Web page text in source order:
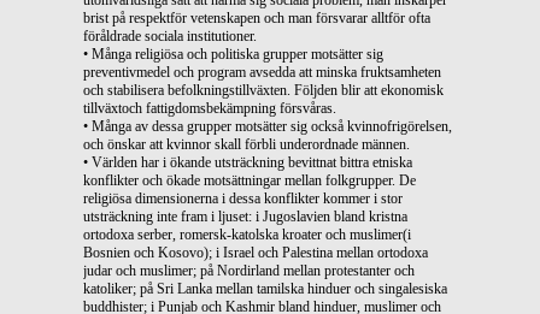
brist på respektför vetenskapen och man försvarar alltför ofta
föråldrade sociala institutioner.
• Många religiösa och politiska grupper motsätter sig
preventivmedel och program avsedda att minska fruktsamheten
och stabilisera befolkningstillväxten. Följden blir att ekonomisk
tillväxtoch fattigdomsbekämpning försvåras.
• Många av dessa grupper motsätter sig också kvinnofrigörelsen,
och önskar att kvinnor skall förbli underordnade männen.
• Världen har i ökande utsträckning bevittnat bittra etniska
konflikter och ökade motsättningar mellan folkgrupper. De
religiösa dimensionerna i dessa konflikter kommer i stor
utsträckning inte fram i ljuset: i Jugoslavien bland kristna
ortodoxa serber, romersk-katolska kroater och muslimer(i
Bosnien och Kosovo); i Israel och Palestina mellan ortodoxa
judar och muslimer; på Nordirland mellan protestanter och
katoliker; på Sri Lanka mellan tamilska hinduer och singalesiska
buddhister; i Punjab och Kashmir bland hinduer, muslimer och